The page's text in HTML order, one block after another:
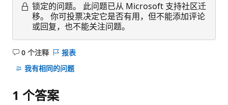
锁定的问题。
此问题已从 Microsoft 支持社区迁
移。 你可投票决定它是否有用，但不能添加评论
或回复，也不能关注问题。
0 个注释
无
注
报表
我有相同的问题
1 个答案